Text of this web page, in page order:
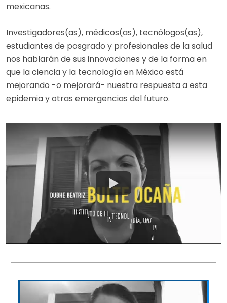
mexicanas.
Investigadores(as), médicos(as), tecnólogos(as),
estudiantes de posgrado y profesionales de la salud
nos hablarán de sus innovaciones y de la forma en
que la ciencia y la tecnología en México está
mejorando -o mejorará- nuestra respuesta a esta
epidemia y otras emergencias del futuro.